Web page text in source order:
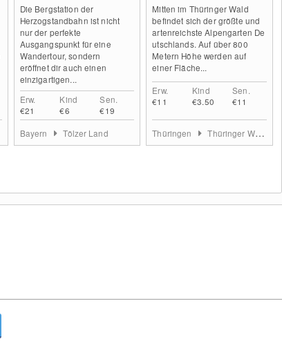
Die Bergstation der
Herzogstandbahn ist nicht
nur der perfekte
Ausgangspunkt für eine
Wandertour, sondern
eröffnet dir auch einen
einzigartigen...
Erw.
€21
Kind
€6
Sen.
€19
Bayern Tölzer Land
Mitten im Thüringer Wald
befindet sich der größte und
artenreichste Alpengarten De
utschlands. Auf über 800
Metern Höhe werden auf
einer Fläche...
Erw.
€11
Kind
€3.50
Sen.
€11
Thüringen Thüringer Wald